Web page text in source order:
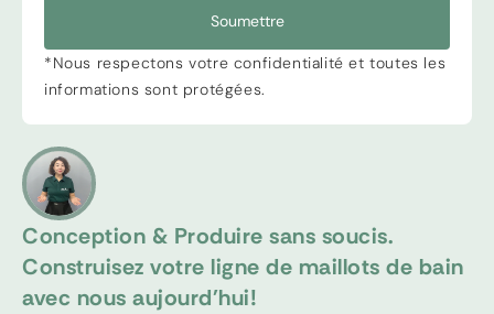
Conception & Produire sans soucis.
Construisez votre ligne de maillots de bain
avec nous aujourd'hui!
Soumettre
*Nous respectons votre confidentialité et toutes les
informations sont protégées.